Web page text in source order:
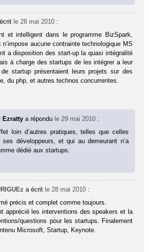
le 28 mai 2010 :
et intelligent dans le programme BizSpark,
n’impose aucune contrainte technologique MS
a disposition des start-up la quasi intégralité
à charge des startups de les intégrer a leur
startup présentaient leurs projets sur des
du php, et autres technos concurrentes.
Ezrattya répondu le 29 mai 2010 :
loin d’autres pratiques, telles que celles
ses développeurs, et qui au demeurant n’a
dédié aux startups.
a écrit le 28 mai 2010 :
précis et complet comme toujours.
apprécié les interventions des speakers et la
questions pour les startups. Finalement
Microsoft, Startup, Keynote.